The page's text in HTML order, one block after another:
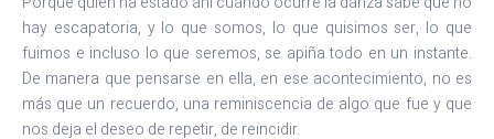
hay escapatoria, y lo que somos, lo que quisimos ser, lo que
fuimos e incluso lo que seremos, se apiña todo en un instante.
De manera que pensarse en ella, en ese acontecimiento, no es
más que un recuerdo, una reminiscencia de algo que fue y que
nos deja el deseo de repetir, de reincidir.